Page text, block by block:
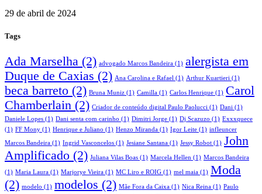
29 de abril de 2024
Tags
Ada Marselha (2) advogado Marcos Bandeira (1) alergista em
Duque de Caxias (2) Ana Carolina e Rafael (1) Arthur Kuartieri (1)
beca barreto (2) Bruna Muniz (1) Camilla (1) Carlos Henrique (1) Carol
Chamberlain (2) Criador de conteúdo digital Paulo Paolucci (1) Dani (1)
Daniele Lopes (1) Dani senta com carinho (1) Dimitri Jorge (1) Dj Scazuzo (1) Exxxquece
(1) FF Mony (1) Henrique e Juliano (1) Henzo Miranda (1) Igor Leite (1) infleuncer
Marcos Bandeira (1) Ingrid Vasconcelos (1) Jesiane Santana (1) Jessy Robot (1) John
Amplificado (2) Juliana Vilas Boas (1) Marcela Hellen (1) Marcos Bandeira
(1) Maria Laura (1) Marjorye Vieira (1) MC Liro e ROIG (1) mel maia (1) Moda
(2) modelo (1) modelos (2) Mãe Fora da Caixa (1) Nica Reina (1) Paulo